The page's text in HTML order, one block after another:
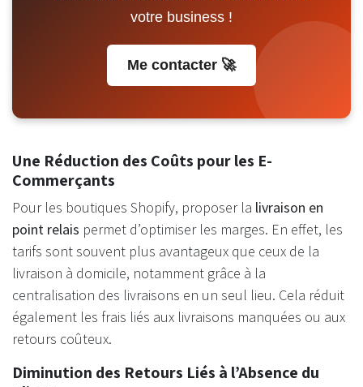
votre business !
Me contacter 🚀
Une Réduction des Coûts pour les E-
Commerçants
Pour les boutiques Shopify, proposer la livraison en
point relais permet d’optimiser les marges. En effet, les
tarifs sont souvent plus avantageux que ceux de la
livraison à domicile, notamment grâce à la
centralisation des livraisons en un seul lieu. Cela réduit
également les frais liés aux livraisons manquées ou aux
retours coûteux.
Diminution des Retours Liés à l’Absence du